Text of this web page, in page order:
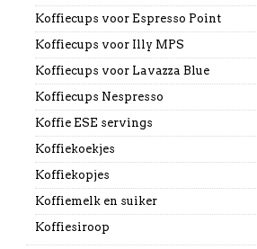
Koffiecups voor Espresso Point
Koffiecups voor Illy MPS
Koffiecups voor Lavazza Blue
Koffiecups Nespresso
Koffie ESE servings
Koffiekoekjes
Koffiekopjes
Koffiemelk en suiker
Koffiesiroop